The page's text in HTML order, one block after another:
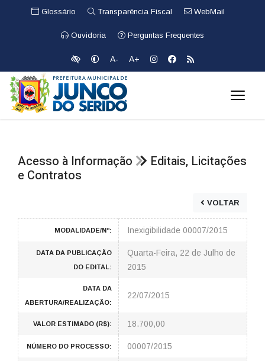
Glossário Transparência Fiscal WebMail
Ouvidoria Perguntas Frequentes
A- A+
Acesso à Informação
Editais, Licitações
e Contratos
VOLTAR
MODALIDADE/Nº: Inexigibilidade 00007/2015
DATA DA PUBLICAÇÃO
DO EDITAL:
Quarta-Feira, 22 de Julho de
2015
DATA DA
ABERTURA/REALIZAÇÃO:
22/07/2015
VALOR ESTIMADO (R$): 18.700,00
NÚMERO DO PROCESSO: 00007/2015